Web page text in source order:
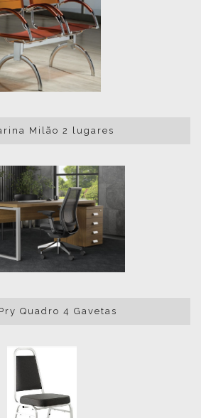
Milão 2 lugares
Quadro 4 Gavetas